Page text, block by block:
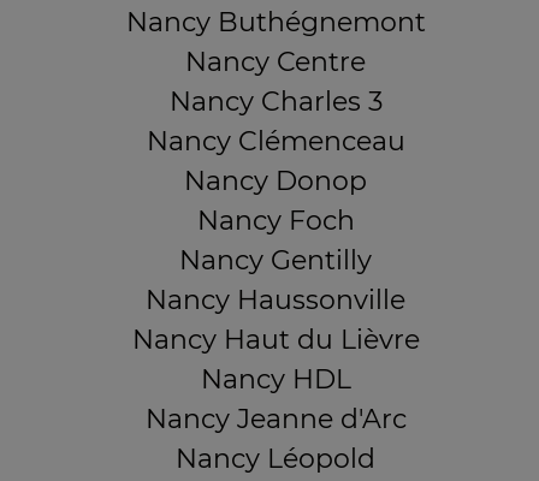
Nancy Buthégnemont
Nancy Centre
Nancy Charles 3
Nancy Clémenceau
Nancy Donop
Nancy Foch
Nancy Gentilly
Nancy Haussonville
Nancy Haut du Lièvre
Nancy HDL
Nancy Jeanne d'Arc
Nancy Léopold